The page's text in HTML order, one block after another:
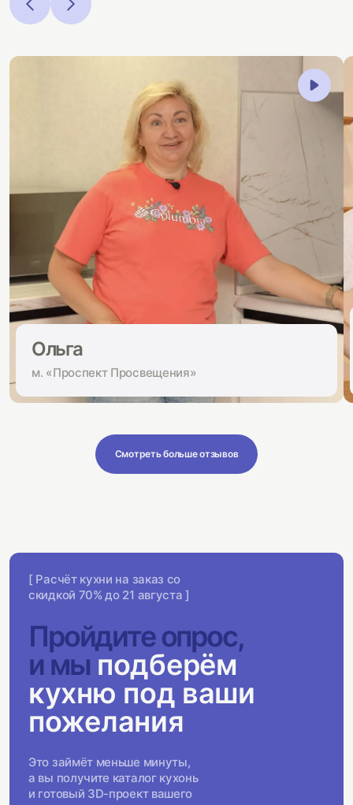
Ольга
м. «Проспект Просвещения»
Смотреть больше отзывов
[ Расчёт кухни на заказ со
скидкой 70% до 21 августа ]
Пройдите опрос,
и мы подберём
кухню под ваши
пожелания
Это займёт меньше минуты,
а вы получите каталог кухонь
и готовый 3D-проект вашего